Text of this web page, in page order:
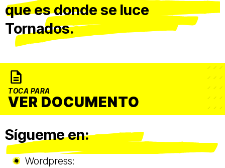
que es donde se luce
Tornados.
TOCA PARA
VER DOCUMENTO
Sígueme en:
Wordpress: